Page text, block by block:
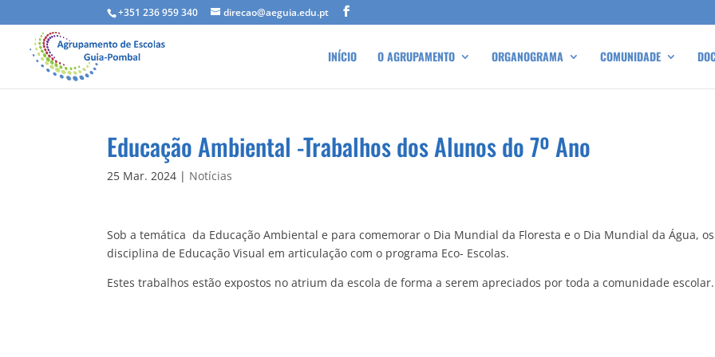
+351 236 959 340 direcao@aeguia.edu.pt
INÍCIO O AGRUPAMENTO ORGANOGRAMA COMUNIDADE
Educação Ambiental -Trabalhos dos Alunos do 7º Ano
25 Mar. 2024 | Notícias
Sob a temática da Educação Ambiental e para comemorar o Dia Mundial da Floresta e o Dia Mundial da Água,
disciplina de Educação Visual em articulação com o programa Eco- Escolas.
Estes trabalhos estão expostos no atrium da escola de forma a serem apreciados por toda a comunidade escolar.